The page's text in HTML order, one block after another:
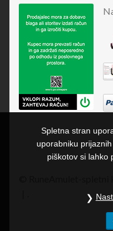
Spletna stran
uporabniku
piškotov si lahko